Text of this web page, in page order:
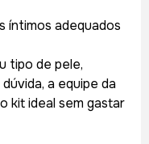
íntimos adequados
tipo de pele,
a equipe da
kit ideal sem gastar